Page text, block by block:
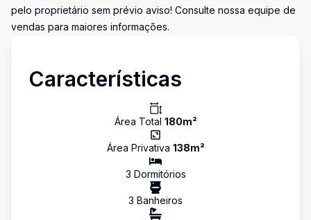
pelo proprietário sem prévio aviso! Consulte nossa equipe de
vendas para maiores informações.
Características
Área Total 180m²
Área Privativa 138m²
3 Dormitórios
3 Banheiros